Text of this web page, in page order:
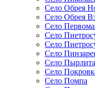
Село Обрея
Село Обрея
Село
Село
Село
Село
Село Пырлита
Село
Село Помпа